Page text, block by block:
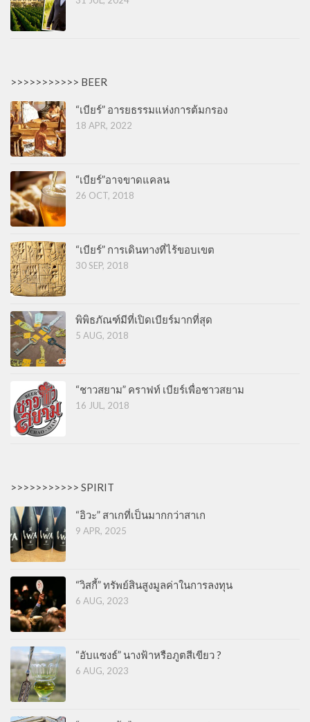
>>>>>>>>>>> BEER
“เบียร์” อารยธรรมแห่งการต้มกรอง
18 APR, 2022
“เบียร์”อาจขาดแคลน
26 OCT, 2018
“เบียร์” การเดินทางที่ไร้ขอบเขต
30 SEP, 2018
พิพิธภัณฑ์มีที่เปิดเบียร์มากที่สุด
5 AUG, 2018
“ชาวสยาม” คราฟท์ เบียร์เพื่อชาวสยาม
16 JUL, 2018
>>>>>>>>>>> SPIRIT
“อิวะ” สาเกที่เป็นมากกว่าสาเก
9 APR, 2025
“วิสกี้” ทรัพย์สินสูงมูลค่าในการลงทุน
6 AUG, 2023
“อับแซงธ์” นางฟ้าหรือภูตสีเขียว ?
6 AUG, 2023